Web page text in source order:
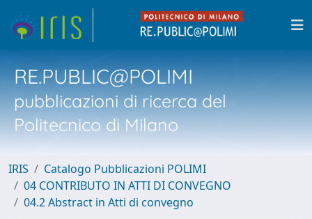
RE.PUBLIC@POLIMI
pubblicazioni di ricerca del
Politecnico di Milano
IRIS
Catalogo Pubblicazioni POLIMI
04 CONTRIBUTO IN ATTI DI CONVEGNO
04.2 Abstract in Atti di convegno